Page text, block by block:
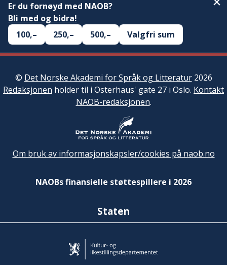
Er du fornøyd med NAOB?
Bli med og bidra!
100,–
250,– 500,– Valgfri sum
© Det Norske Akademi for Språk og Litteratur2026
Redaksjonen holder til i Osterhaus' gate 27 i Oslo. Kontakt
NAOB-redaksjonen.
Om bruk av informasjonskapsler/cookies på naob.no
NAOBs finansielle støttespillere i 2026
Staten